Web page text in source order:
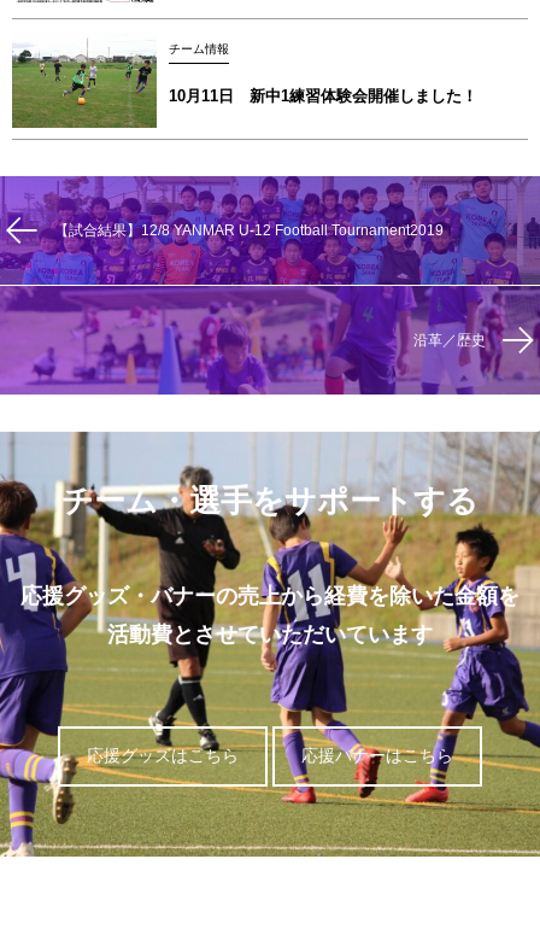
チーム情報
10月11日 新中1練習体験会開催しました！
【試合結果】12/8 YANMAR U-12 Football Tournament2019
沿革／歴史
チーム・選手をサポートする
応援グッズ・バナーの売上から経費を除いた金額を
活動費とさせていただいています
応援グッズはこちら 応援バナーはこちら